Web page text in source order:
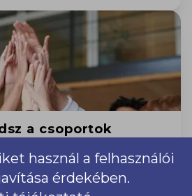
a csoportok
a csoport amihez tartozol?
használ a felhasználói
érdekében.